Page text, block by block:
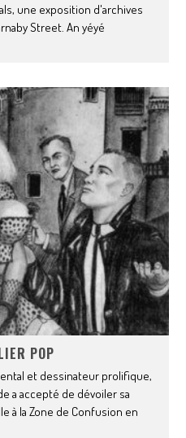
une exposition d'archives
Street. An yéyé
POP
et dessinateur prolifique,
a accepté de dévoiler sa
à la Zone de Confusion en